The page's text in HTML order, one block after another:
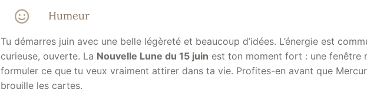
Humeur
Tu démarres juin avec une belle légèreté et beaucoup d’idées. L’énergie est
curieuse, ouverte. La Nouvelle Lune du 15 juin est ton moment fort : une fenêtre
formuler ce que tu veux vraiment attirer dans ta vie. Profites-en avant que
brouille les cartes.